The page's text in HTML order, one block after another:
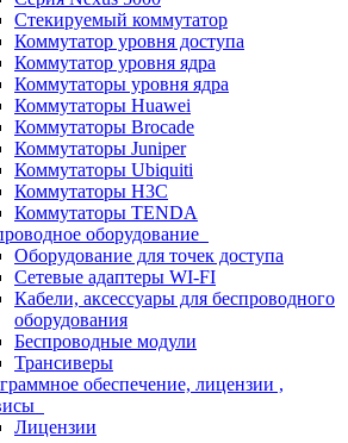
Стекируемый коммутатор
Коммутатор уровня доступа
Коммутатор уровня ядра
Коммутаторы уровня ядра
Коммутаторы Huawei
Коммутаторы Brocade
Коммутаторы Juniper
Коммутаторы Ubiquiti
Коммутаторы H3C
Коммутаторы TENDA
оборудование
Оборудование для точек доступа
Сетевые адаптеры WI-FI
Кабели, аксессуары для беспроводного
оборудования
Беспроводные модули
Трансиверы
обеспечение, лицензии ,
Лицензии